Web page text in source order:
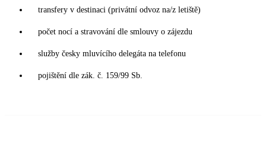
transfery v destinaci (privátní odvoz na/z letiště)
počet nocí a stravování dle smlouvy o zájezdu
služby česky mluvícího delegáta na telefonu
pojištění dle zák. č. 159/99 Sb.